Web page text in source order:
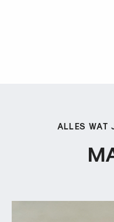
ALLES WAT